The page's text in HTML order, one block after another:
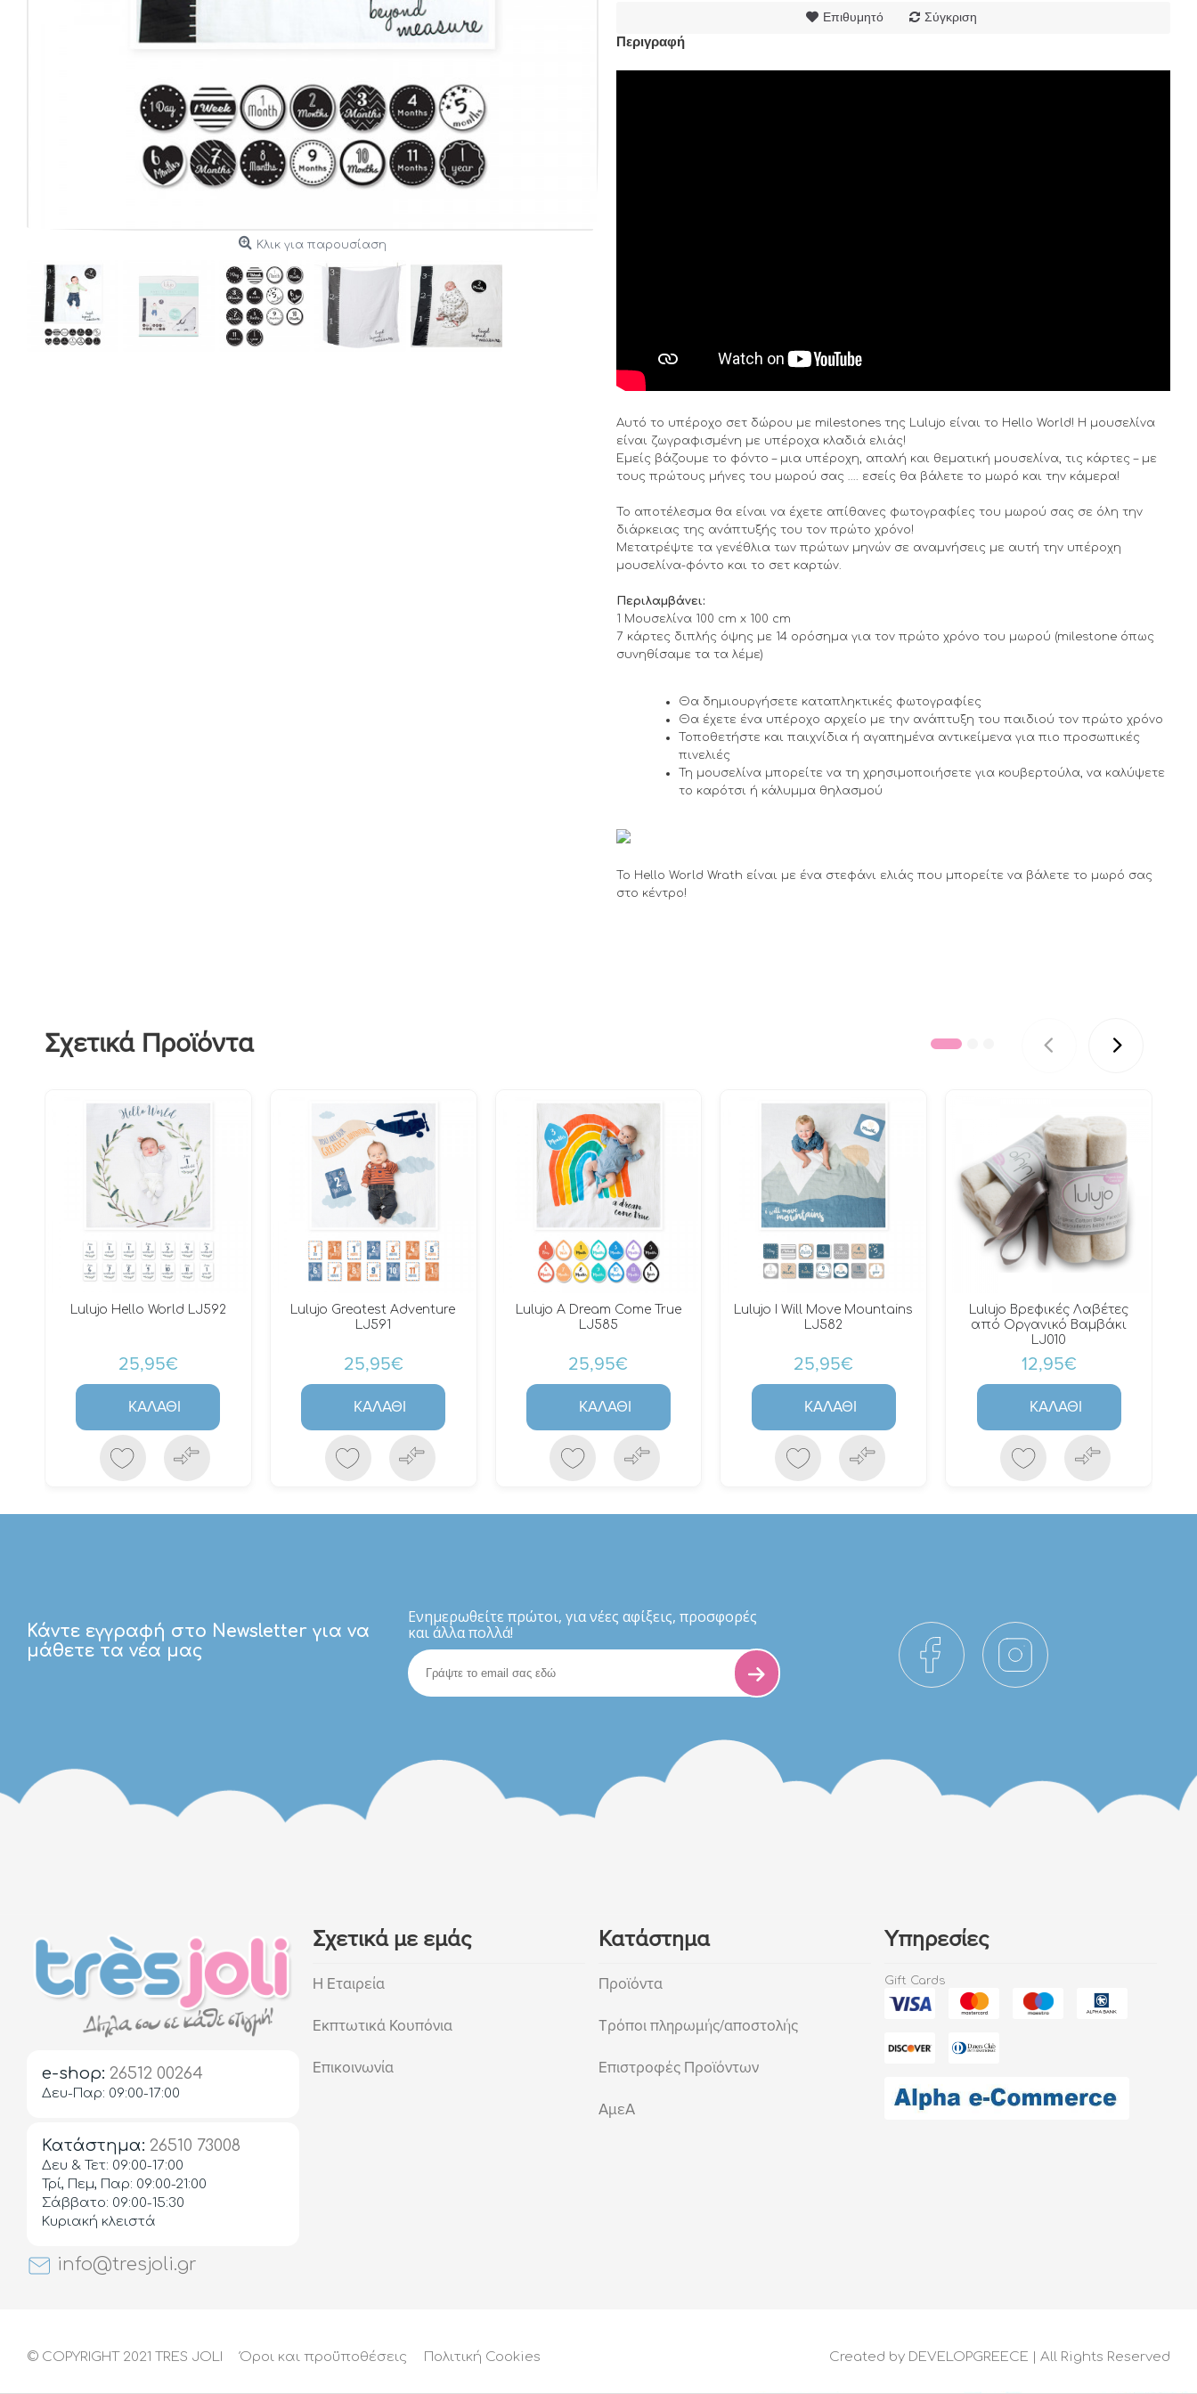
Κλικ για παρουσίαση
Επιθυμητό Σύγκριση
Περιγραφή
Αυτό το υπέροχο σετ δώρου με milestones της Lulujo είναι το Hello World! Η μουσελίνα
είναι ζωγραφισμένη με υπέροχα κλαδιά ελιάς!
Εμείς βάζουμε το φόντο – μια υπέροχη, απαλή και θεματική μουσελίνα, τις κάρτες – με
τους πρώτους μήνες του μωρού σας …. εσείς θα βάλετε το μωρό και την κάμερα!
Το αποτέλεσμα θα είναι να έχετε απίθανες φωτογραφίες του μωρού σας σε όλη την
διάρκειας της ανάπτυξής του τον πρώτο χρόνο!
Μετατρέψτε τα γενέθλια των πρώτων μηνών σε αναμνήσεις με αυτή την υπέροχη
μουσελίνα-φόντο και το σετ καρτών.
Περιλαμβάνει:
1 Μουσελίνα 100 cm x 100 cm
7 κάρτες διπλής όψης με 14 ορόσημα για τον πρώτο χρόνο του μωρού (milestone όπως
συνηθίσαμε τα τα λέμε)
Θα δημιουργήσετε καταπληκτικές φωτογραφίες
Θα έχετε ένα υπέροχο αρχείο με την ανάπτυξη του παιδιού τον πρώτο χρόνο
Τοποθετήστε και παιχνίδια ή αγαπημένα αντικείμενα για πιο προσωπικές
πινελιές
Τη μουσελίνα μπορείτε να τη χρησιμοποιήσετε για κουβερτούλα, να καλύψετε
το καρότσι ή κάλυμμα θηλασμού
To Hello World Wrath είναι με ένα στεφάνι ελιάς που μπορείτε να βάλετε το μωρό σας
στο κέντρο!
Σχετικά Προϊόντα
Lulujo Hello World LJ592
25,95€
ΚΑΛΆΘΙ
Lulujo Greatest Adventure
LJ591
25,95€
ΚΑΛΆΘΙ
Lulujo A Dream Come True
LJ585
25,95€
ΚΑΛΆΘΙ
Lulujo I Will Move Mountains
LJ582
25,95€
ΚΑΛΆΘΙ
Lulujo Βρεφικές Λαβέτες
από Οργανικό Βαμβάκι
LJ010
12,95€
ΚΑΛΆΘΙ
Κάντε εγγραφή στο Newsletter για να
μάθετε τα νέα μας
Eνημερωθείτε πρώτοι, για νέες αφίξεις, προσφορές
και άλλα πολλά!
e-shop: 26512 00264
Δευ-Παρ: 09:00-17:00
Κατάστημα: 26510 73008
Δευ & Τετ: 09:00-17:00
Τρί, Πεμ, Παρ: 09:00-21:00
Σάββατο: 09:00-15:30
Κυριακή κλειστά
info@tresjoli.gr
Σχετικά με εμάς
Η Εταιρεία
Εκπτωτικά Κουπόνια
Επικοινωνία
Κατάστημα
Προϊόντα
Τρόποι πληρωμής/αποστολής
Επιστροφές Προϊόντων
ΑμεΑ
Υπηρεσίες
Gift Cards
© COPYRIGHT 2021 TRES JOLI Όροι και προϋποθέσεις Πολιτική Cookies Created by DEVELOPGREECE | All Rights Reserved